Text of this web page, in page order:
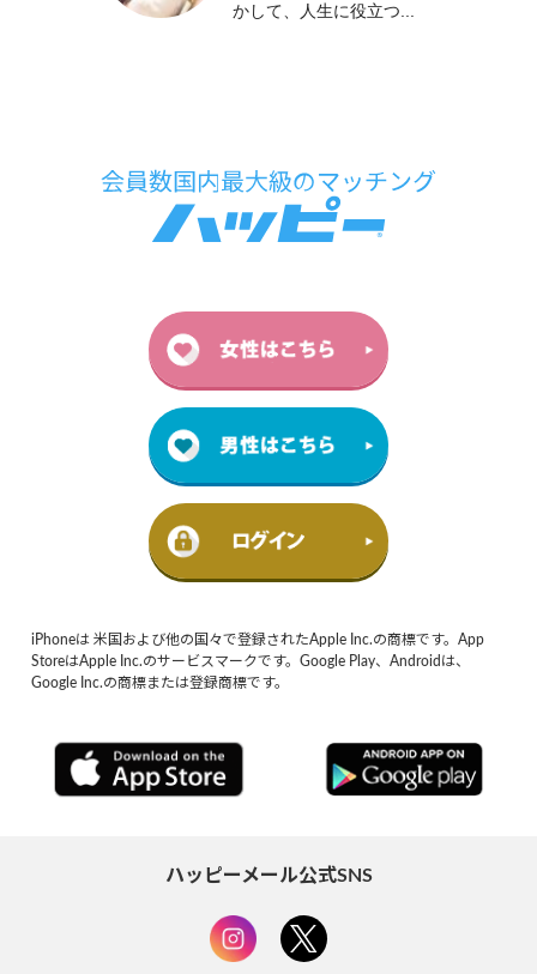
かして、人生に役立つ...
iPhoneは 米国および他の国々で登録されたApple Inc.の商標です。App
StoreはApple Inc.のサービスマークです。Google Play、Androidは、
Google Inc.の商標または登録商標です。
ハッピーメール公式SNS